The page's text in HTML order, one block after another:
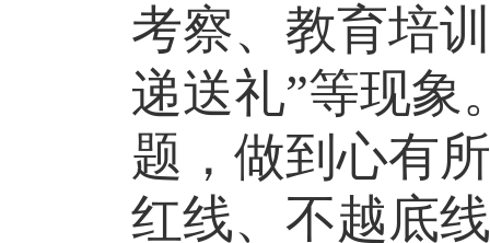
考察、教育培
递送礼”等现象
题，做到心有
红线、不越底